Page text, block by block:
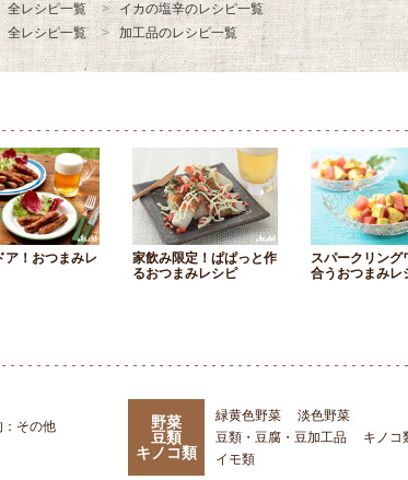
全レシピ一覧
イカの塩辛のレシピ一覧
全レシピ一覧 加工品のレシピ一覧
ア！おつまみレ
家飲み限定！ぱぱっと作
るおつまみレシピ
スパークリング
合うおつまみレ
：その他
野菜
豆類
キノコ類
緑黄色野菜
淡色野菜
豆類・豆腐・豆加工品
キノコ
イモ類